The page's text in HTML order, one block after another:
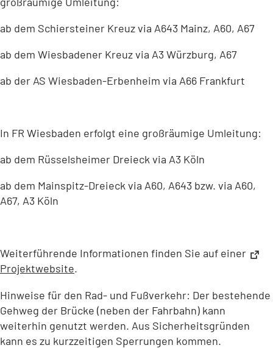
ab dem Schiersteiner Kreuz via A643 Mainz, A60, A67
ab dem Wiesbadener Kreuz via A3 Würzburg, A67
ab der AS Wiesbaden-Erbenheim via A66 Frankfurt
In FR Wiesbaden erfolgt eine großräumige Umleitung:
ab dem Rüsselsheimer Dreieck via A3 Köln
ab dem Mainspitz-Dreieck via A60, A643 bzw. via A60,
A67, A3 Köln
Weiterführende Informationen finden Sie auf einer
Projektwebsite
(Öffnet
einem
neuen
Tab)
.
Hinweise für den Rad- und Fußverkehr: Der bestehende
Gehweg der Brücke (neben der Fahrbahn) kann
weiterhin genutzt werden. Aus Sicherheitsgründen
kann es zu kurzzeitigen Sperrungen kommen.